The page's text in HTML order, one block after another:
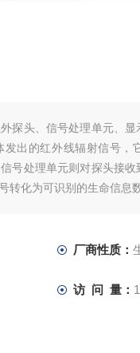
探头、信号处理单元、
出的红外线辐射信号，
号处理单元则对探头接
转化为可识别的生命信息数
厂商性质：
访 问 量：